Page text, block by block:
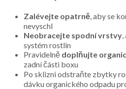
Zalévejte opatrně , aby se
nevyschl
Neobracejte spodní vrstvy
systém rostlin
Pravidelně doplňujte
zadní části boxu
Po sklizni odstraňte zbytky
dávku organického odpadu